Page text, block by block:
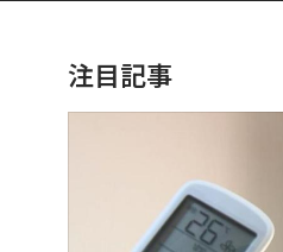
注目記事